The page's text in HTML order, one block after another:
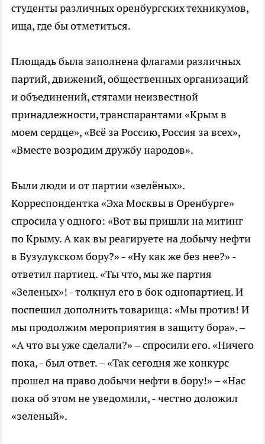
студенты различных оренбургских техникумов,
ища, где бы отметиться.
Площадь была заполнена флагами различных
партий, движений, общественных организаций
и объединений, стягами неизвестной
принадлежности, транспарантами «Крым в
моем сердце», «Всё за Россию, Россия за всех»,
«Вместе возродим дружбу народов».
Были люди и от партии «зелёных».
Корреспондентка «Эха Москвы в Оренбурге»
спросила у одного: «Вот вы пришли на митинг
по Крыму. А как вы реагируете на добычу нефти
в Бузулукском бору?» - «Ну как же без нее?» -
ответил партиец. «Ты что, мы же партия
«Зеленых»! - толкнул его в бок однопартиец. И
поспешил дополнить товарища: «Мы против! И
мы продолжим мероприятия в защиту бора». –
«А что вы уже сделали?» – спросили его. «Ничего
пока, - был ответ. – «Так сегодня же конкурс
прошел на право добычи нефти в бору!» – «Нас
пока об этом не уведомили, - честно доложил
«зеленый».